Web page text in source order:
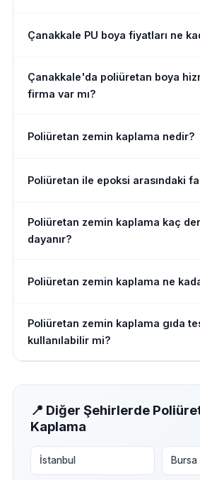
Çanakkale PU boya fiyatları ne
Çanakkale'da poliüretan boya
firma var mı?
Poliüretan zemin kaplama nedir?
Poliüretan ile epoksi arasındaki
Poliüretan zemin kaplama kaç
dayanır?
Poliüretan zemin kaplama ne
Poliüretan zemin kaplama gıda
kullanılabilir mi?
📍 Diğer Şehirlerde
Kaplama
İstanbul Bursa